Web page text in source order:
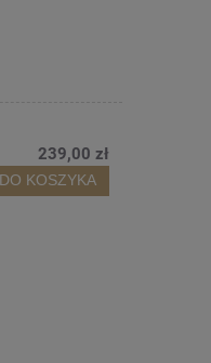
239,00 zł
DO KOSZYKA